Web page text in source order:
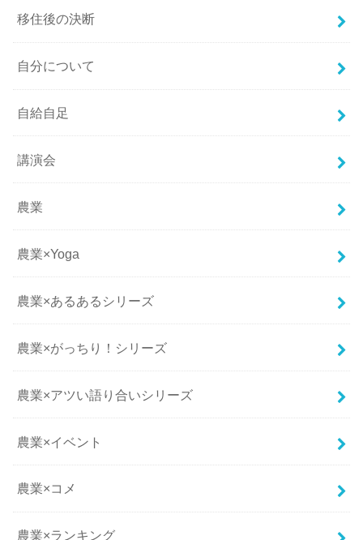
移住後の決断
自分について
自給自足
講演会
農業
農業×Yoga
農業×あるあるシリーズ
農業×がっちり！シリーズ
農業×アツい語り合いシリーズ
農業×イベント
農業×コメ
農業×ランキング